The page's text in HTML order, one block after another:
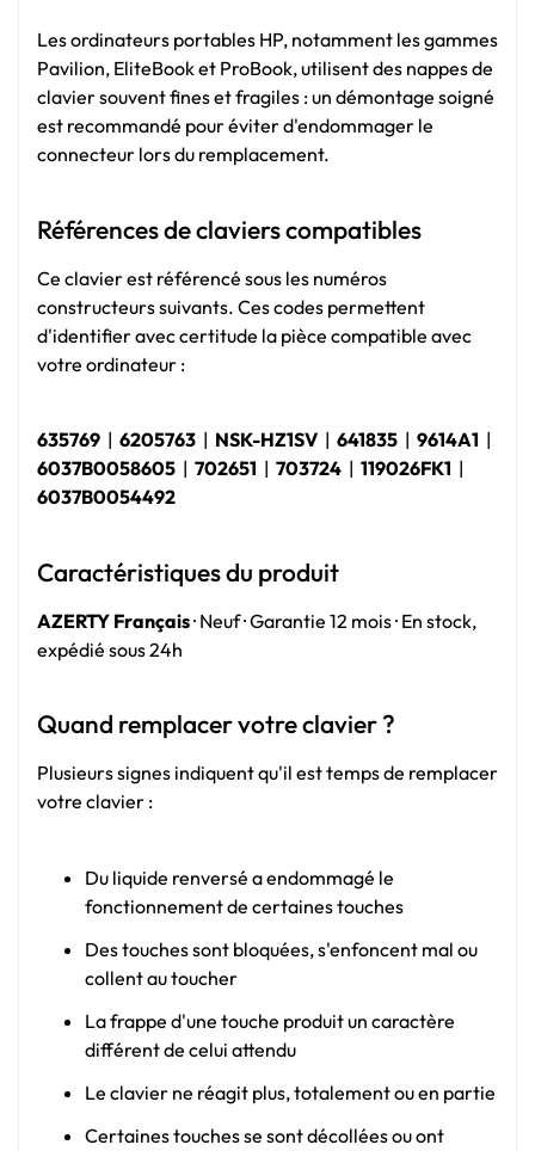
Les ordinateurs portables HP, notamment les gammes
Pavilion, EliteBook et ProBook, utilisent des nappes de
clavier souvent fines et fragiles : un démontage soigné
est recommandé pour éviter d'endommager le
connecteur lors du remplacement.
Références de claviers compatibles
Ce clavier est référencé sous les numéros
constructeurs suivants. Ces codes permettent
d'identifier avec certitude la pièce compatible avec
votre ordinateur :
635769 | 6205763 | NSK-HZ1SV | 641835 | 9614A1 |
6037B0058605 | 702651 | 703724 | 119026FK1 |
6037B0054492
Caractéristiques du produit
AZERTY Français· Neuf · Garantie 12 mois · En stock,
expédié sous 24h
Quand remplacer votre clavier ?
Plusieurs signes indiquent qu'il est temps de remplacer
votre clavier :
Du liquide renversé a endommagé le
fonctionnement de certaines touches
Des touches sont bloquées, s'enfoncent mal ou
collent au toucher
La frappe d'une touche produit un caractère
différent de celui attendu
Le clavier ne réagit plus, totalement ou en partie
Certaines touches se sont décollées ou ont